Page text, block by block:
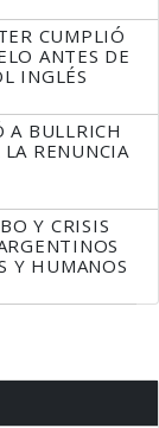
CUMPLIÓ
ANTES DE
INGLÉS
A BULLRICH
RENUNCIA
Y CRISIS
Y HUMANOS